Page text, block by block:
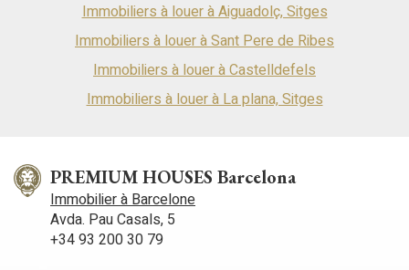
Immobiliers à louer à Aiguadolç, Sitges
Immobiliers à louer à Sant Pere de Ribes
Immobiliers à louer à Castelldefels
Immobiliers à louer à La plana, Sitges
PREMIUM HOUSES Barcelona
Immobilier à Barcelone
Avda. Pau Casals, 5
+34 93 200 30 79